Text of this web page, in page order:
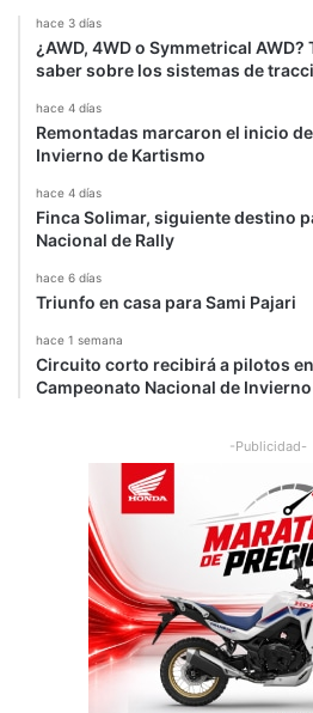
/
hace 3 días
¿AWD, 4WD o Symmetrical
saber sobre los sistemas de
hace 4 días
Remontadas marcaron el inicio
Invierno de Kartismo
hace 4 días
Finca Solimar, siguiente destino
Nacional de Rally
hace 6 días
Triunfo en casa para Sami Pajari
hace 1 semana
Circuito corto recibirá a pilotos
Campeonato Nacional de Invierno
-Publicidad-